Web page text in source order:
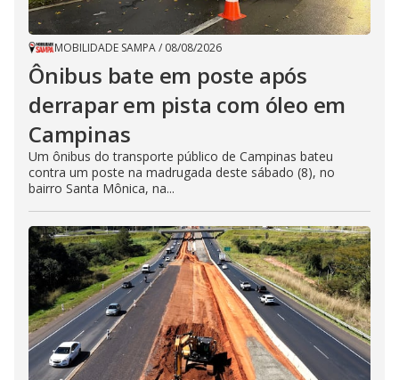
MOBILIDADE SAMPA/ 08/08/2026
Ônibus bate em poste após
derrapar em pista com óleo em
Campinas
Um ônibus do transporte público de Campinas bateu
contra um poste na madrugada deste sábado (8), no
bairro Santa Mônica, na...